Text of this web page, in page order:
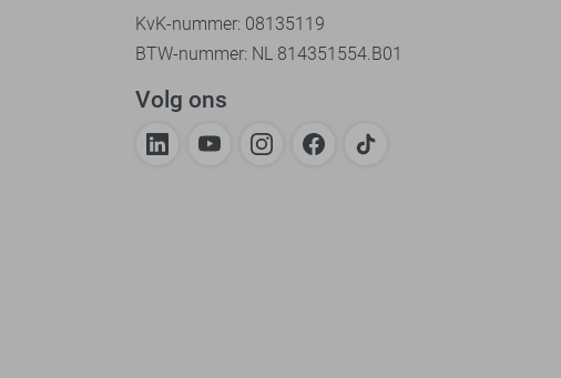
KvK-nummer: 08135119
BTW-nummer: NL 814351554.B01
Volg ons